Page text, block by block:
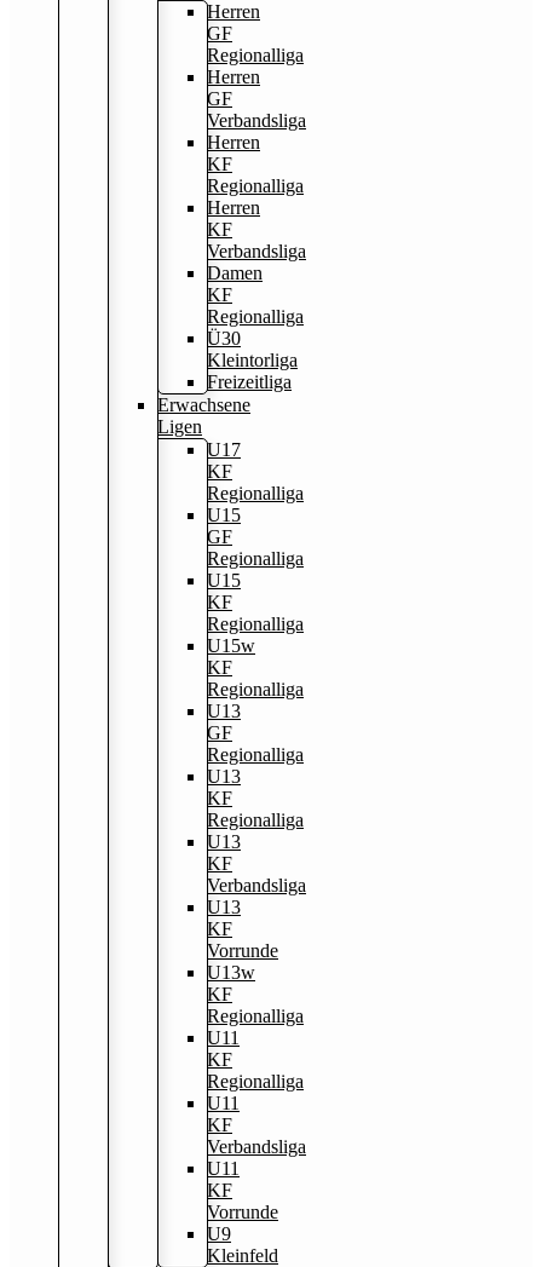
Herren
GF
Regionalliga
Herren
GF
Verbandsliga
Herren
KF
Regionalliga
Herren
KF
Verbandsliga
Damen
KF
Regionalliga
Ü30
Kleintorliga
Freizeitliga
Erwachsene
Ligen
U17
KF
Regionalliga
U15
GF
Regionalliga
U15
KF
Regionalliga
U15w
KF
Regionalliga
U13
GF
Regionalliga
U13
KF
Regionalliga
U13
KF
Verbandsliga
U13
KF
Vorrunde
U13w
KF
Regionalliga
U11
KF
Regionalliga
U11
KF
Verbandsliga
U11
KF
Vorrunde
U9
Kleinfeld